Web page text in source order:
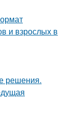
и взрослых в
решения.